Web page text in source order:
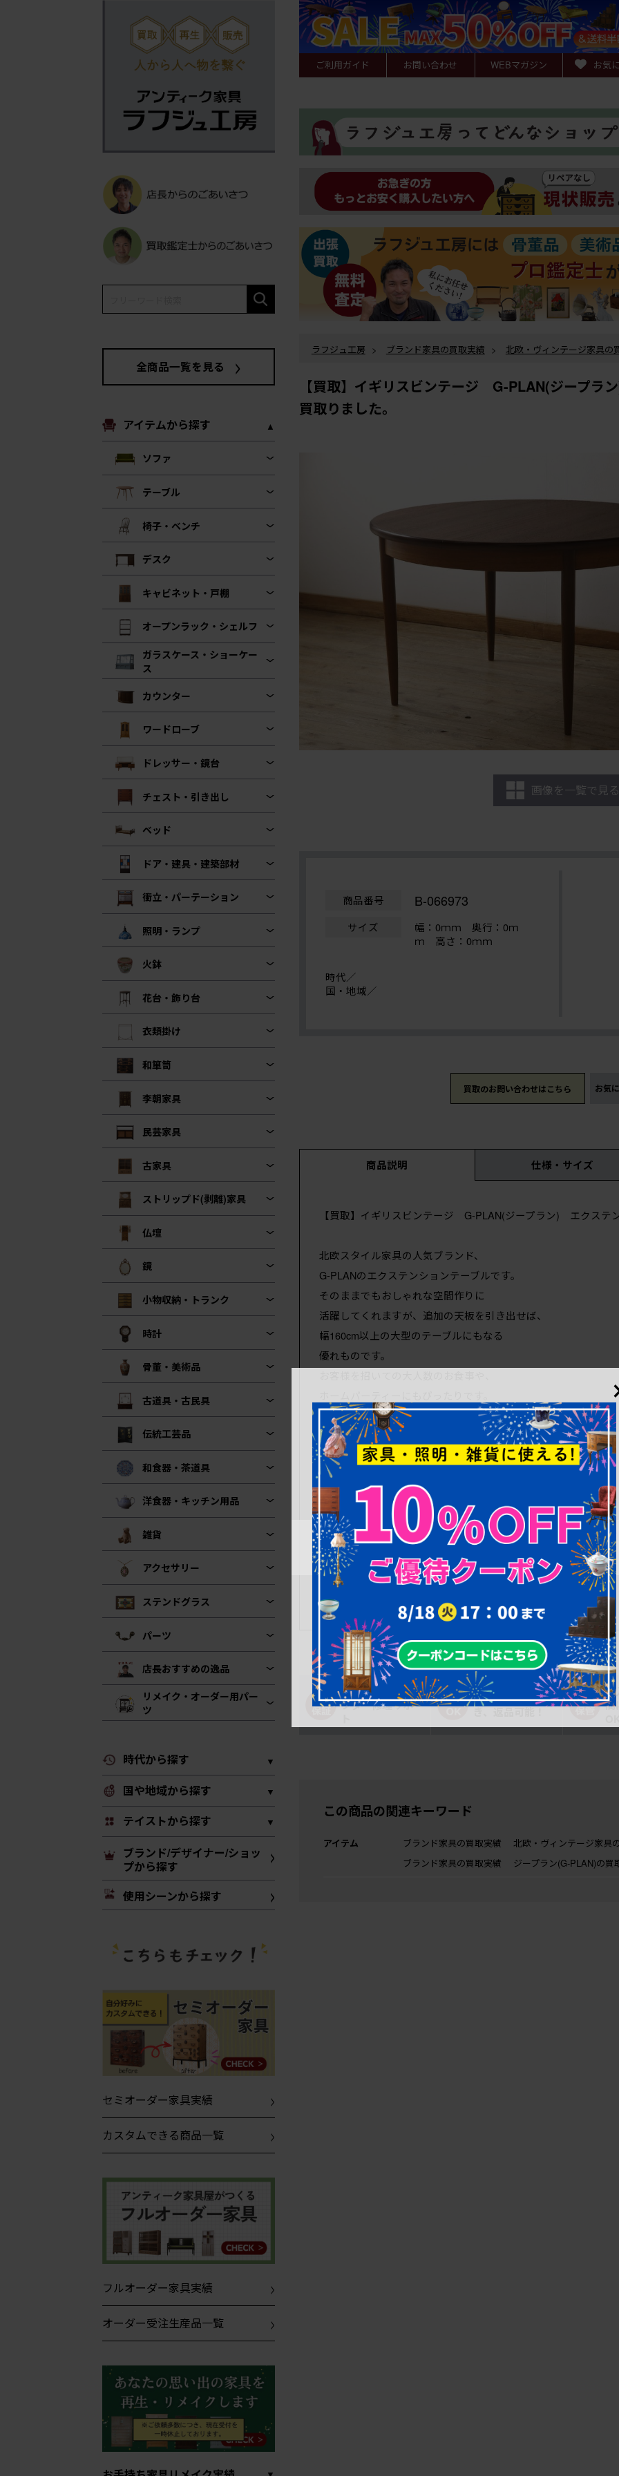
全商品一覧を見る
アイテムから探す
ソファ
テーブル
椅子・ベンチ
デスク
キャビネット・戸棚
オープンラック・シェルフ
ガラスケース・ショーケー
ス
カウンター
ワードローブ
ドレッサー・鏡台
チェスト・引き出し
ベッド
ドア・建具・建築部材
衝立・パーテーション
照明・ランプ
火鉢
花台・飾り台
衣類掛け
和箪笥
李朝家具
民芸家具
古家具
ストリップド(剥離)家具
仏壇
鏡
小物収納・トランク
時計
骨董・美術品
古道具・古民具
伝統工芸品
和食器・茶道具
洋食器・キッチン用品
雑貨
アクセサリー
ステンドグラス
パーツ
店長おすすめの逸品
リメイク・オーダー用パー
ツ
時代から探す
国や地域から探す
テイストから探す
ブランド/デザイナー/ショッ
プから探す
使用シーンから探す
セミオーダー家具実績
カスタムできる商品一覧
フルオーダー家具実績
オーダー受注生産品一覧
ご利用ガイド お問い合わせ WEBマガジン お気
ラフジュ工房 > ブランド家具の買取実績 >
北欧・ヴィンテージ家具の
スビンテージ G-PLAN(ジープラン) エクステンションテーブルを買取りま
【買取】イギリスビンテージ G-PLAN(ジープラ
買取りました。
画像を一覧で見る
商品番号 B-066973
サイズ 幅：0ｍｍ 奥行：0ｍ
ｍ 高さ：0ｍｍ
時代／
国・地域／
買取のお問い合わせはこちら お気
商品説明 仕様・サイズ
【買取】イギリスビンテージ G-PLAN(ジープラン) エクステ
北欧スタイル家具の人気ブランド、
G-PLANのエクステンションテーブルです。
そのままでもおしゃれな空間作りに
活躍してくれますが、追加の天板を引き出せば、
幅160cm以上の大型のテーブルにもなる
優れものです。
ラウンド型なので顔を見合わせて、
家族団欒のお食事ができます。
お好みのチェアとの組み合わせで
お楽しみいただけます。
■本体サイズ 高さ:730mm 幅:1220mm 奥行:1220mm
■天板幅 1220mm〜1675mm(内分け:左右 各610mm/中央455mm)
■幕板の下 615mm
■脚幅 745mm
購入後も安心！ア
フター修理サポー
一部対象外を除
購
間
この商品の関連キーワード
アイテム ブランド家具の買取実績
北欧・ヴィンテージ家具
ブランド家具の買取実績
ジープラン(G-PLAN)の買